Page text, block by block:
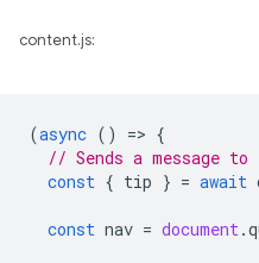
content.js:
(async () => {
// Sends a message
const { tip } = await
const nav = document.